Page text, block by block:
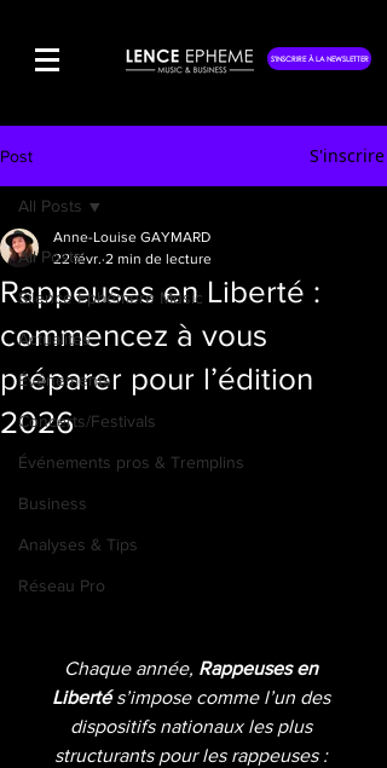
S'INSCRIRE À LA NEWSLETTER
Post S'inscrire
All Posts
Silence Éphémère Music
Actualités
Événements
Concerts/Festivals
Événements pros & Tremplins
Business
Analyses & Tips
Réseau Pro
All Posts
Rappeuses en Liberté :
commencez à vous
préparer pour l’édition
2026
Anne-Louise GAYMARD
22 févr. 2 min de lecture
Chaque année, Rappeuses en
Liberté s’impose comme l’un des
dispositifs nationaux les plus
structurants pour les rappeuses :